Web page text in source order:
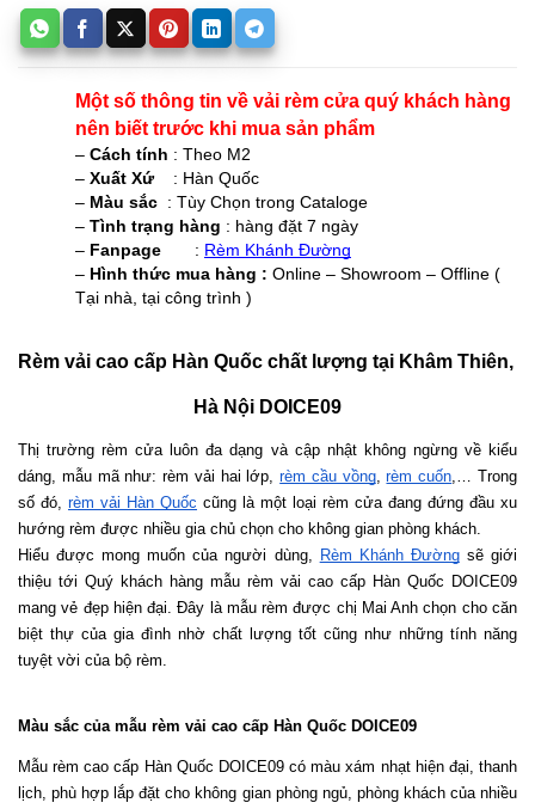
Một số thông tin về vải rèm cửa quý khách hàng
nên biết trước khi mua sản phẩm
– Cách tính : Theo M2
– Xuất Xứ
: Hàn Quốc
– Màu sắc : Tùy Chọn trong Cataloge
– Tình trạng hàng : hàng đặt 7 ngày
– Fanpage : Rèm Khánh Đường
– Hình thức mua hàng : Online – Showroom – Offline (
Tại nhà, tại công trình )
Rèm vải cao cấp Hàn Quốc chất lượng tại Khâm Thiên,
Hà Nội DOICE09
Thị trường rèm cửa luôn đa dạng và cập nhật không ngừng về kiểu
dáng, mẫu mã như: rèm vải hai lớp, rèm cầu vồng, rèm cuốn ,… Trong
số đó, rèm vải Hàn Quốc cũng là một loại rèm cửa đang đứng đầu xu
hướng rèm được nhiều gia chủ chọn cho không gian phòng khách.
Hiểu được mong muốn của người dùng, Rèm Khánh Đường sẽ giới
thiệu tới Quý khách hàng mẫu rèm vải cao cấp Hàn Quốc DOICE09
mang vẻ đẹp hiện đại. Đây là mẫu rèm được chị Mai Anh chọn cho căn
biệt thự của gia đình nhờ chất lượng tốt cũng như những tính năng
tuyệt vời của bộ rèm.
Màu sắc của mẫu rèm vải cao cấp Hàn Quốc DOICE09
Mẫu rèm cao cấp Hàn Quốc DOICE09 có màu xám nhạt hiện đại, thanh
lịch, phù hợp lắp đặt cho không gian phòng ngủ, phòng khách của nhiều